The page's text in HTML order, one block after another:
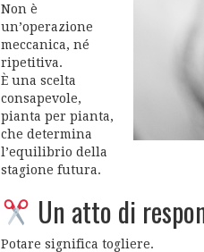
Non è
un’operazione
meccanica, né
ripetitiva.
È una scelta
consapevole,
pianta per pianta,
che determina
l’equilibrio della
stagione futura.
Un atto di
Potare significa togliere.